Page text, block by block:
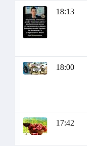
18:13
18:00
17:42